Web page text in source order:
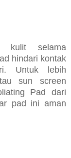
kulit selama
hindari kontak
Untuk lebih
sun screen
Pad dari
pad ini aman